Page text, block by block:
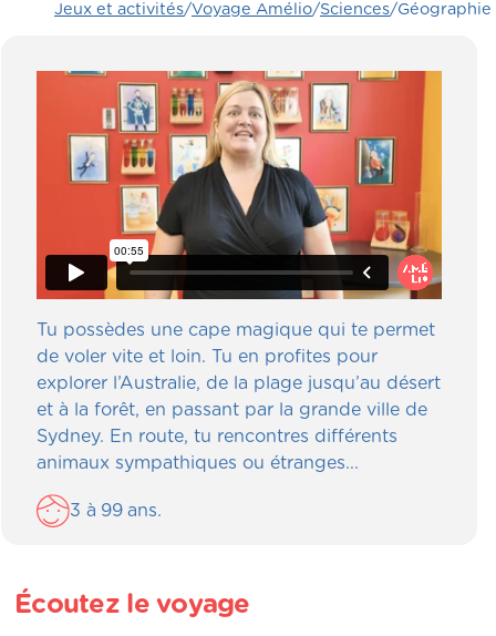
Jeux et activités/Voyage Amélio/Sciences/Géographie
Tu possèdes une cape magique qui te permet
de voler vite et loin. Tu en profites pour
explorer l’Australie, de la plage jusqu’au désert
et à la forêt, en passant par la grande ville de
Sydney. En route, tu rencontres différents
animaux sympathiques ou étranges...
3 à 99 ans.
Écoutez le voyage